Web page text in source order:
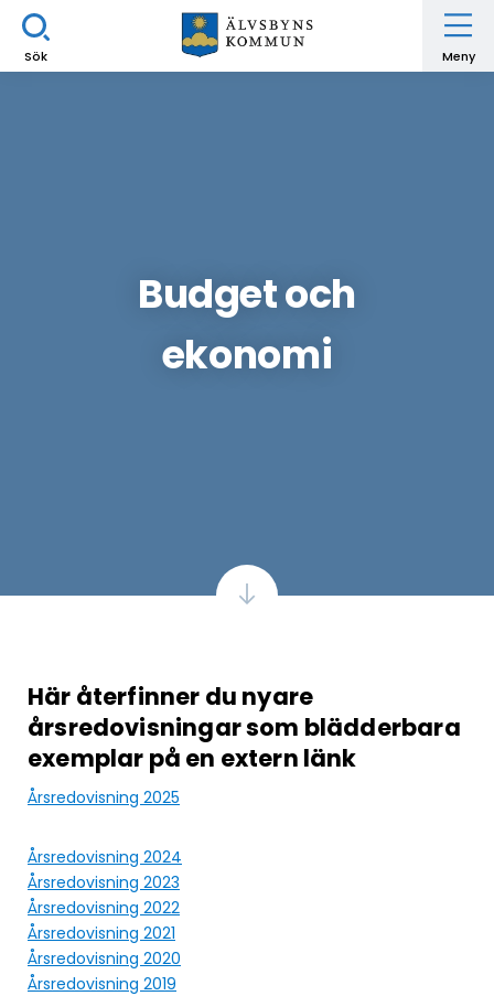
Sök Meny
Budget och
ekonomi
Här återfinner du nyare
årsredovisningar som blädderbara
exemplar på en extern länk
Årsredovisning 2025
Årsredovisning 2024
Årsredovisning 2023
Årsredovisning 2022
Årsredovisning 2021
Årsredovisning 2020
Årsredovisning 2019